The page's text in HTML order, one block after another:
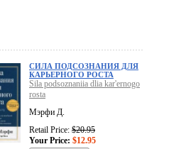
СИЛА ПОДСОЗНАНИЯ ДЛЯ
КАРЬЕРНОГО РОСТА
Sila podsoznaniia dlia kar'ernogo
rosta
Мэрфи Д.
Retail Price: $20.95
Your Price: $12.95